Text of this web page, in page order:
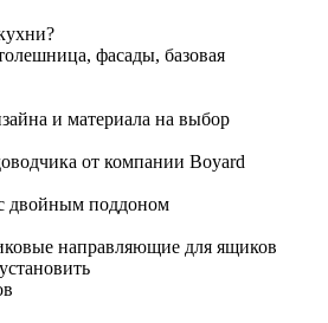
фасады, базовая
и материала на выбор
от компании Boyard
двойным поддоном
направляющие для ящиков